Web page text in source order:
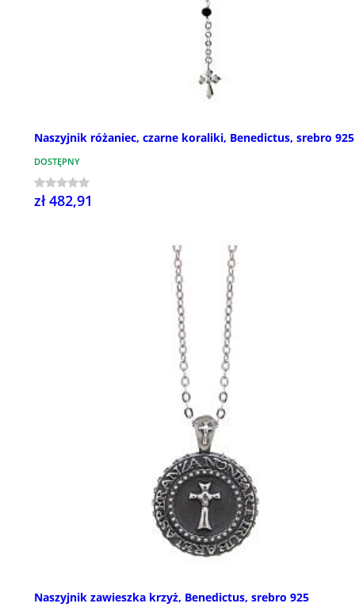
Naszyjnik różaniec, czarne koraliki, Benedictus, srebro 925
DOSTĘPNY
zł 482,91
Naszyjnik zawieszka krzyż, Benedictus, srebro 925